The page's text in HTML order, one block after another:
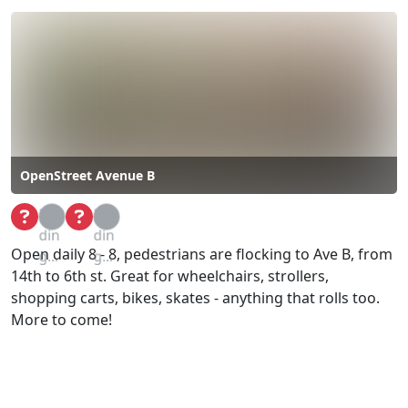
OpenStreet Avenue B
Loa
din
g...
Loa
din
g...
Open daily 8 - 8, pedestrians are flocking to Ave B, from
14th to 6th st. Great for wheelchairs, strollers,
shopping carts, bikes, skates - anything that rolls too.
More to come!